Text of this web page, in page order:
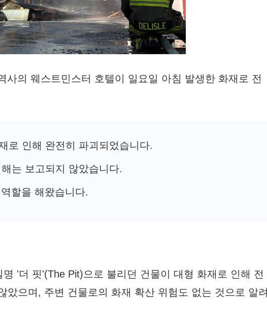
의 웨스트민스터 호텔이 일요일 아침 발생한 화재로 전
로 인해 완전히 파괴되었습니다.
는 보고되지 않았습니다.
할을 해왔습니다.
'더 핏'(The Pit)으로 불리던 건물이 대형 화재로 인해 전
으며, 주변 건물로의 화재 확산 위험도 없는 것으로 알려